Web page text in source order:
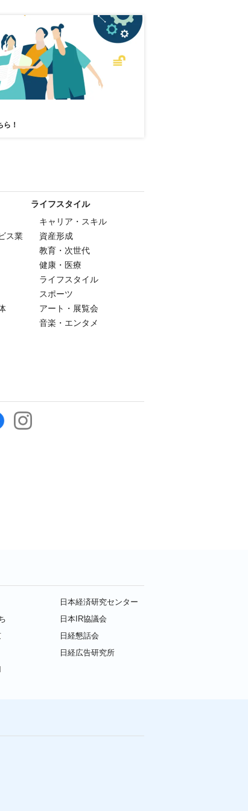
！
ス業
ライフスタイル
キャリア・スキル
資産形成
教育・次世代
健康・医療
ライフスタイル
スポーツ
アート・展覧会
音楽・エンタメ
日本経済研究センター
日本IR協議会
日経懇話会
日経広告研究所